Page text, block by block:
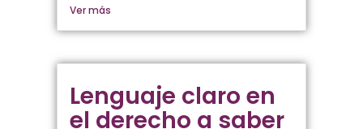
Ver más
Lenguaje claro en
el derecho a saber